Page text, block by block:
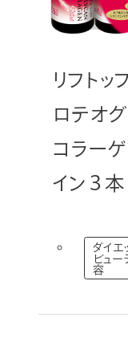
リフト
ロテオ
コラー
イン３本
ダイエ
ビュー
容